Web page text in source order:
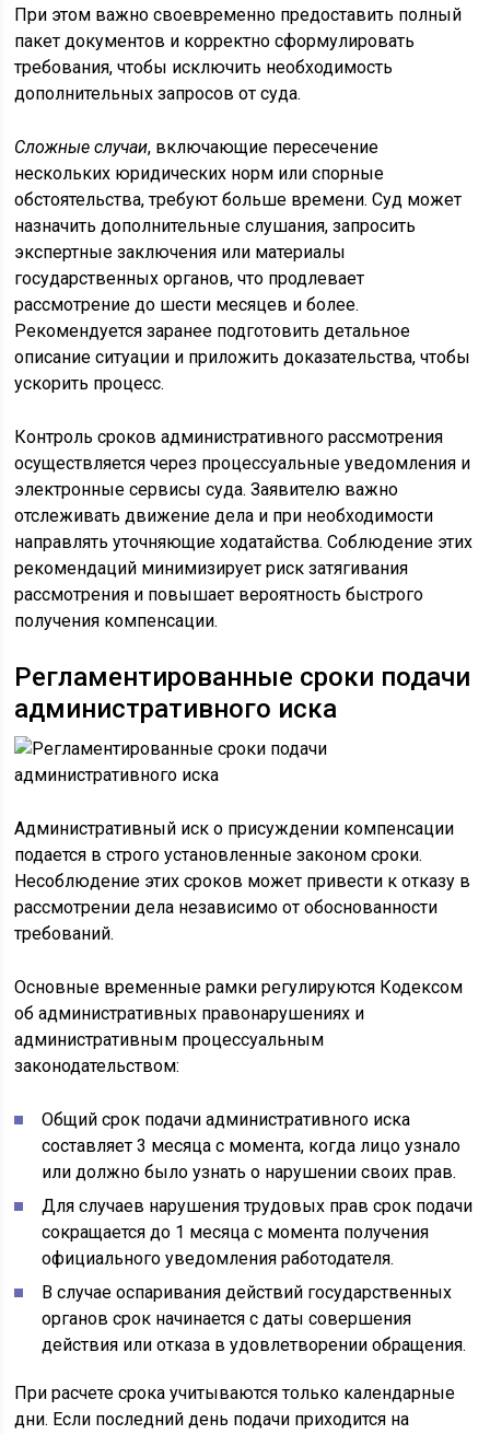
При этом важно своевременно предоставить полный
пакет документов и корректно сформулировать
требования, чтобы исключить необходимость
дополнительных запросов от суда.
Сложные случаи, включающие пересечение
нескольких юридических норм или спорные
обстоятельства, требуют больше времени. Суд может
назначить дополнительные слушания, запросить
экспертные заключения или материалы
государственных органов, что продлевает
рассмотрение до шести месяцев и более.
Рекомендуется заранее подготовить детальное
описание ситуации и приложить доказательства, чтобы
ускорить процесс.
Контроль сроков административного рассмотрения
осуществляется через процессуальные уведомления и
электронные сервисы суда. Заявителю важно
отслеживать движение дела и при необходимости
направлять уточняющие ходатайства. Соблюдение этих
рекомендаций минимизирует риск затягивания
рассмотрения и повышает вероятность быстрого
получения компенсации.
Регламентированные сроки подачи
административного иска
Административный иск о присуждении компенсации
подается в строго установленные законом сроки.
Несоблюдение этих сроков может привести к отказу в
рассмотрении дела независимо от обоснованности
требований.
Основные временные рамки регулируются Кодексом
об административных правонарушениях и
административным процессуальным
законодательством:
Общий срок подачи административного иска
составляет 3 месяца с момента, когда лицо узнало
или должно было узнать о нарушении своих прав.
Для случаев нарушения трудовых прав срок подачи
сокращается до 1 месяца с момента получения
официального уведомления работодателя.
В случае оспаривания действий государственных
органов срок начинается с даты совершения
действия или отказа в удовлетворении обращения.
При расчете срока учитываются только календарные
дни. Если последний день подачи приходится на